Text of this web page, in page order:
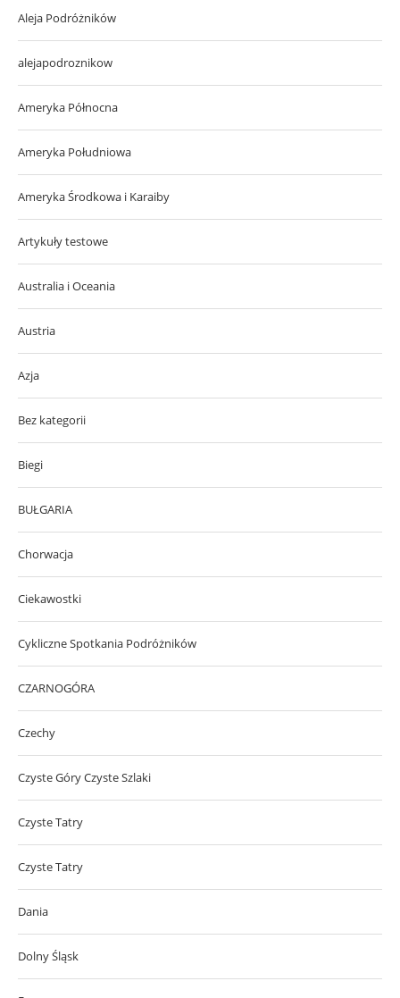
Aleja Podróżników
alejapodroznikow
Ameryka Północna
Ameryka Południowa
Ameryka Środkowa i Karaiby
Artykuły testowe
Australia i Oceania
Austria
Azja
Bez kategorii
Biegi
BUŁGARIA
Chorwacja
Ciekawostki
Cykliczne Spotkania Podróżników
CZARNOGÓRA
Czechy
Czyste Góry Czyste Szlaki
Czyste Tatry
Czyste Tatry
Dania
Dolny Śląsk